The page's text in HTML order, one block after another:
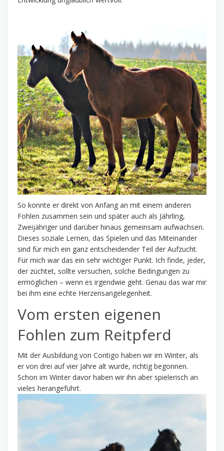
So konnte er direkt von Anfang an mit einem anderen
Fohlen zusammen sein und später auch als Jährling,
Zweijähriger und darüber hinaus gemeinsam aufwachsen.
Dieses soziale Lernen, das Spielen und das Miteinander
sind für mich ein ganz entscheidender Teil der Aufzucht.
Für mich war das ein sehr wichtiger Punkt. Ich finde, jeder,
der züchtet, sollte versuchen, solche Bedingungen zu
ermöglichen – wenn es irgendwie geht. Genau das war mir
bei ihm eine echte Herzensangelegenheit.
Vom ersten eigenen
Fohlen zum Reitpferd
Mit der Ausbildung von Contigo haben wir im Winter, als
er von drei auf vier Jahre alt wurde, richtig begonnen.
Schon im Winter davor haben wir ihn aber spielerisch an
vieles herangeführt.